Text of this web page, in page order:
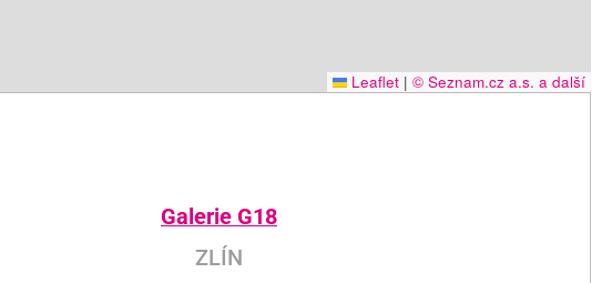
Leaflet | © Seznam.cz a.s. a další
Galerie G18
ZLÍN